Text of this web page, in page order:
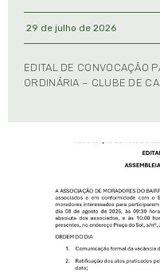
29 de julho de 2026
EDITAL DE CONVOCAÇÃO
ORDINÁRIA – CLUBE DE